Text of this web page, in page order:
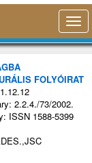
FOLYÓIRAT
2.2.4./73/2002.
ISSN 1588-5399